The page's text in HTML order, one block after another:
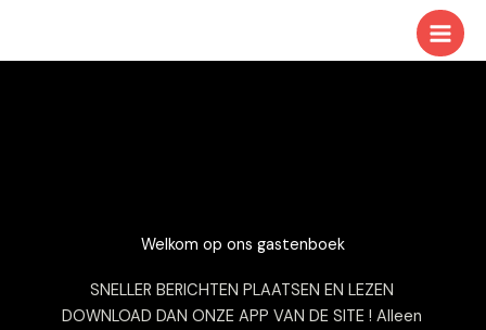
de
Welkom op ons gastenboek
SNELLER BERICHTEN PLAATSEN EN LEZEN
DOWNLOAD DAN ONZE APP VAN DE SITE ! Alleen